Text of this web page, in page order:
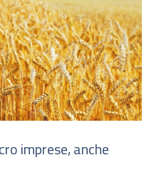
imprese, anche